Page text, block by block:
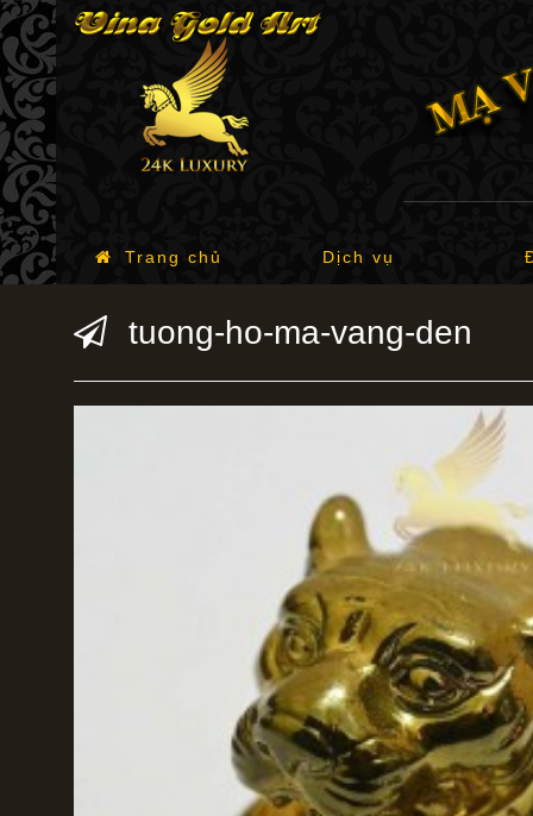
Trang chủ Dịch vụ
tuong-ho-ma-vang-den